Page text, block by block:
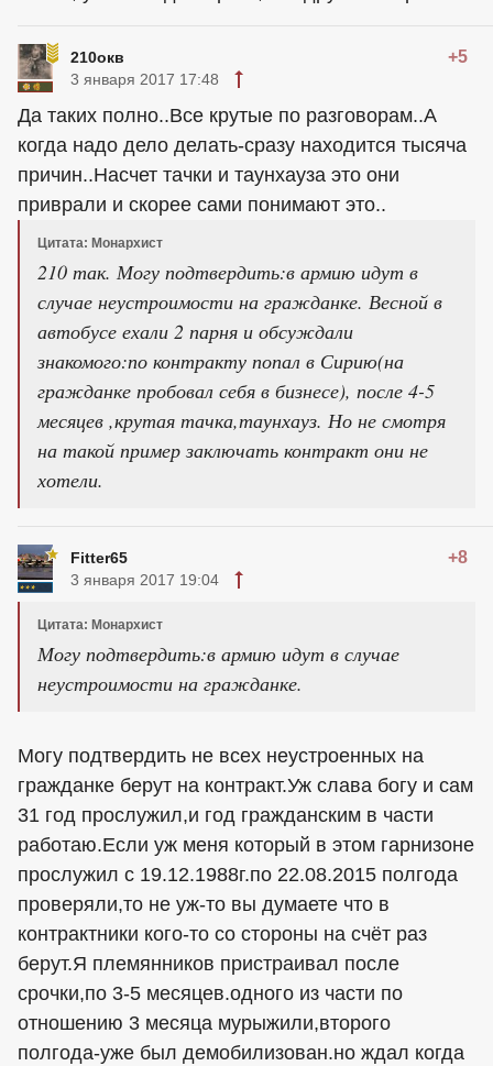
210окв +5
3 января 2017 17:48
Да таких полно..Все крутые по разговорам..А
когда надо дело делать-сразу находится тысяча
причин..Насчет тачки и таунхауза это они
приврали и скорее сами понимают это..
Цитата: Монархист
210 так. Могу подтвердить:в армию идут в
случае неустроимости на гражданке. Весной в
автобусе ехали 2 парня и обсуждали
знакомого:по контракту попал в Сирию(на
гражданке пробовал себя в бизнесе), после 4-5
месяцев ,крутая тачка,таунхауз. Но не смотря
на такой пример заключать контракт они не
хотели.
Fitter65 +8
3 января 2017 19:04
Цитата: Монархист
Могу подтвердить:в армию идут в случае
неустроимости на гражданке.
Могу подтвердить не всех неустроенных на
гражданке берут на контракт.Уж слава богу и сам
31 год прослужил,и год гражданским в части
работаю.Если уж меня который в этом гарнизоне
прослужил с 19.12.1988г.по 22.08.2015 полгода
проверяли,то не уж-то вы думаете что в
контрактники кого-то со стороны на счёт раз
берут.Я племянников пристраивал после
срочки,по 3-5 месяцев.одного из части по
отношению 3 месяца мурыжили,второго
полгода-уже был демобилизован.но ждал когда